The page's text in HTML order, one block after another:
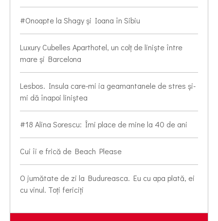
#Onoapte la Shagy și Ioana în Sibiu
Luxury Cubelles Aparthotel, un colț de liniște între
mare și Barcelona
Lesbos. Insula care-mi ia geamantanele de stres și-
mi dă înapoi liniștea
#18 Alina Sorescu: Îmi place de mine la 40 de ani
Cui îi e frică de Beach Please
O jumătate de zi la Budureasca. Eu cu apa plată, ei
cu vinul. Toți fericiți